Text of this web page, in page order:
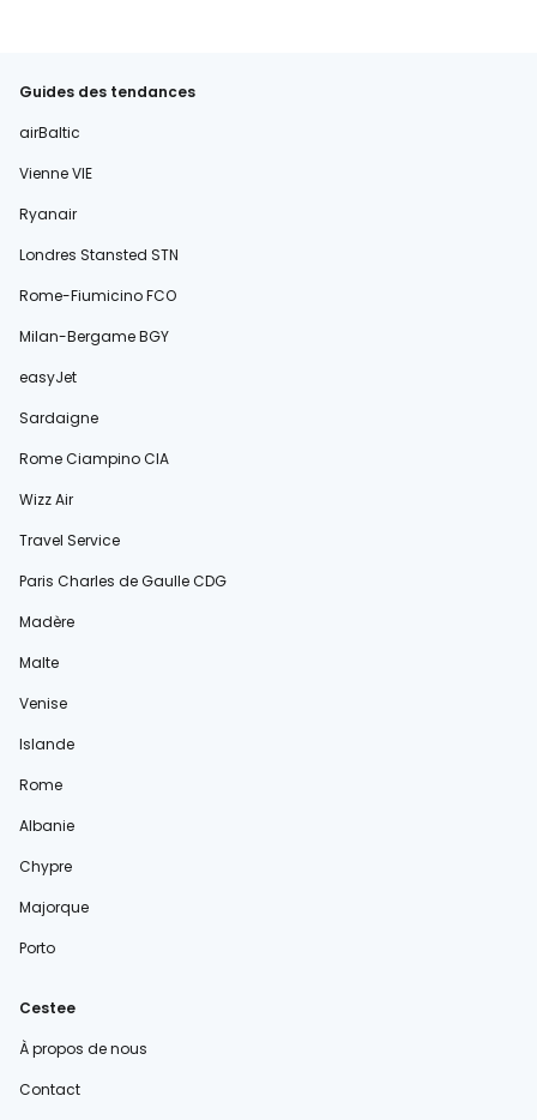
Guides des tendances
airBaltic
Vienne VIE
Ryanair
Londres Stansted STN
Rome-Fiumicino FCO
Milan-Bergame BGY
easyJet
Sardaigne
Rome Ciampino CIA
Wizz Air
Travel Service
Paris Charles de Gaulle CDG
Madère
Malte
Venise
Islande
Rome
Albanie
Chypre
Majorque
Porto
Cestee
À propos de nous
Contact